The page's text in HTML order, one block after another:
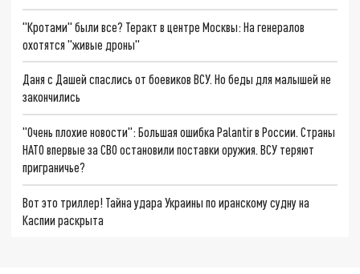
"Кротами" были все? Теракт в центре Москвы: На генералов
охотятся "живые дроны"
Даня с Дашей спаслись от боевиков ВСУ. Но беды для малышей не
закончились
"Очень плохие новости": Большая ошибка Palantir в России. Страны
НАТО впервые за СВО остановили поставки оружия. ВСУ теряют
приграничье?
Вот это триллер! Тайна удара Украины по иранскому судну на
Каспии раскрыта